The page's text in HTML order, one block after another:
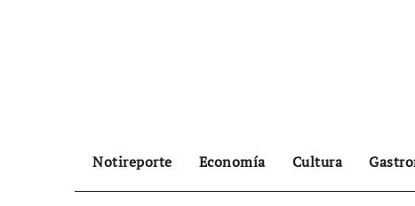
Notireporte Economía Cultura